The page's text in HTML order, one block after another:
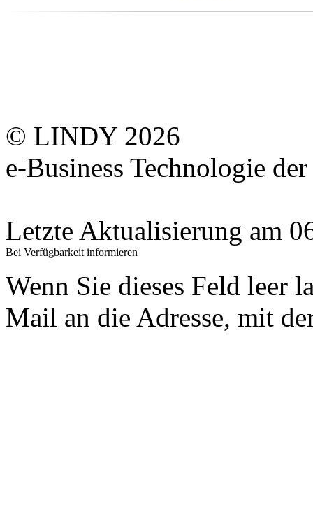
© LINDY 2026
e-Business Technologie
Letzte Aktualisierung am
Bei Verfügbarkeit informieren
Wenn Sie dieses Feld leer
Mail an die Adresse, mit